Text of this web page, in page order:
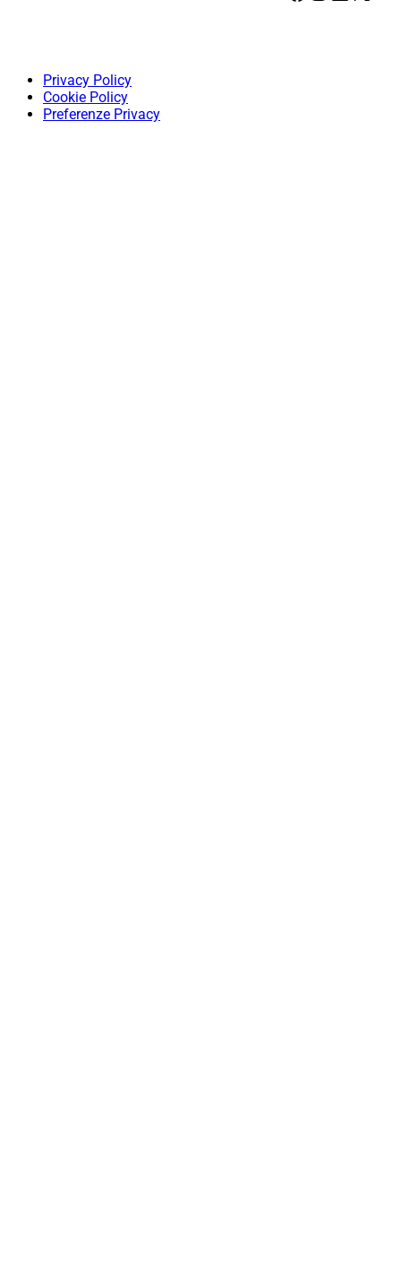
Privacy Policy
Cookie Policy
Preferenze Privacy